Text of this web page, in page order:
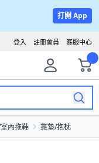
打開 App
客服中心
註冊會員
登入
內拖鞋 靠墊/抱枕